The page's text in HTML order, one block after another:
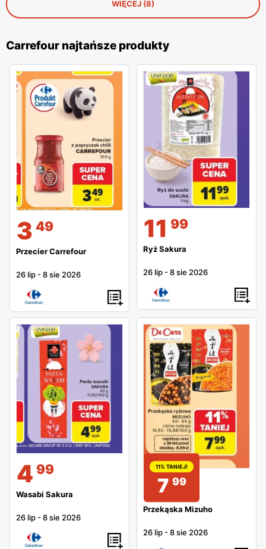
WIĘCEJ (8)
Carrefour najtańsze produkty
3 49
Przecier Carrefour
26 lip -8 sie 2026
11 99
Ryż Sakura
26 lip -8 sie 2026
4 99
Wasabi Sakura
26 lip -8 sie 2026
11% TANIEJ!
7 99
Przekąska Mizuho
26 lip -8 sie 2026